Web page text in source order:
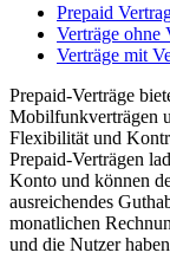
Prepaid
Verträge ohne
Verträge mit
Prepaid-Verträge
Mobilfunkverträgen
Flexibilität und
Prepaid-Verträgen
Konto und können
ausreichendes
monatlichen
und die Nutzer